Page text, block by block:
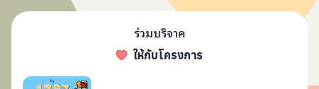
ร่วมบริจาค
ให้กับโครงการ